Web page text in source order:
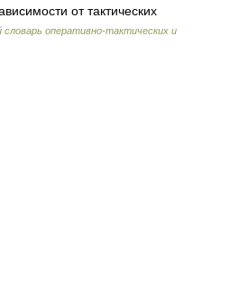
от тактических
словарь оперативно-тактических и